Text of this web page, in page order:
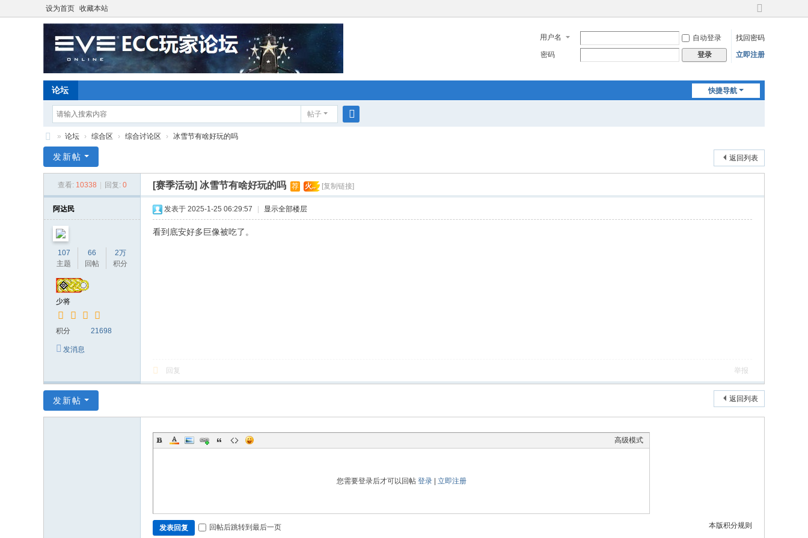
设为首页 收藏本站
切
到
宽
用户名 自动登录
找回密码
密码
登录 立即注册
快捷导航
论坛
帖子
ve
论
» 论坛 › 综合区 › 综合讨论区 › 冰雪节有啥好玩的吗
返回列表
发新帖
查看: 10338 回复: 0 [赛季活动] 冰雪节有啥好玩的吗 荐 火.. [复制链接]
阿达民
107
主题
66
回帖
2万
积分
少将
积分 21698
发消息
发表于 2025-1-25 06:29:57 显示全部楼层
看到底安好多巨像被吃了。
回复 举报
返回列表
发新帖
高级模式
您需要登录后才可以回帖 登录| 立即注册
本版积分规则
发表回复 回帖后跳转到最后一页